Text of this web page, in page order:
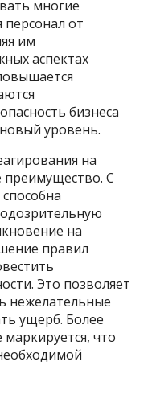
многие
от
им
аспектах
бизнеса
уровень.
на
С
на
правил
Это позволяет
нежелательные
ущерб. Более
маркируется, что